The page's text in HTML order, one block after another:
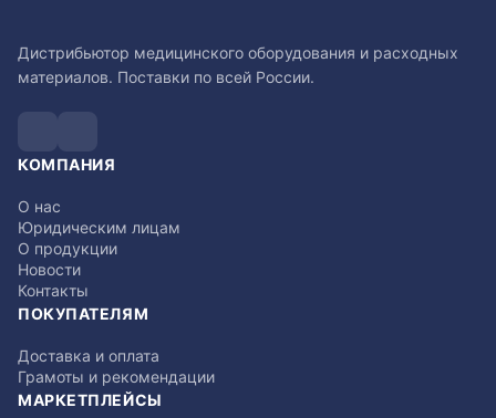
Дистрибьютор медицинского оборудования и расходных
материалов. Поставки по всей России.
КОМПАНИЯ
О нас
Юридическим лицам
О продукции
Новости
Контакты
ПОКУПАТЕЛЯМ
Доставка и оплата
Грамоты и рекомендации
МАРКЕТПЛЕЙСЫ